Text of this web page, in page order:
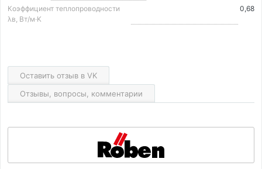
Коэффициент теплопроводности
λв, Вт/м·K
0,68
Оставить отзыв в VK
Отзывы, вопросы, комментарии